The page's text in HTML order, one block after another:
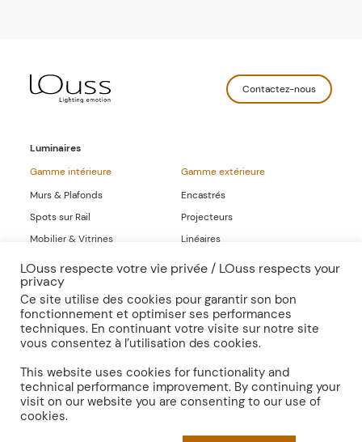
Contactez-nous
Luminaires
Gamme intérieure
Murs & Plafonds
Spots sur Rail
Mobilier & Vitrines
Gammes Complètes
Gamme extérieure
Encastrés
Projecteurs
Linéaires
Sur-mesure
Inspirations
Publications
Presse
Documentation
LOuss respecte votre vie privée / LOuss respects your
privacy
Ce site utilise des cookies pour garantir son bon
fonctionnement et optimiser ses performances
techniques. En continuant votre visite sur notre site
vous consentez à l’utilisation des cookies.
This website uses cookies for functionality and
technical performance improvement. By continuing your
visit on our website you are consenting to our use of
cookies.